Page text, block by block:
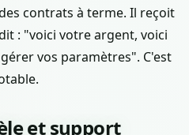
contrats à terme. Il reçoit
: "voici votre argent, voici
vos paramètres". C'est
et support